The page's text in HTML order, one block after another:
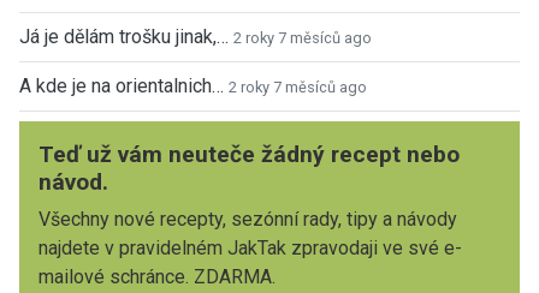
Já je dělám trošku jinak,… 2 roky 7 měsíců ago
A kde je na orientalnich… 2 roky 7 měsíců ago
Teď už vám neuteče žádný recept nebo
návod.
Všechny nové recepty, sezónní rady, tipy a návody
najdete v pravidelném JakTak zpravodaji ve své e-
mailové schránce. ZDARMA.